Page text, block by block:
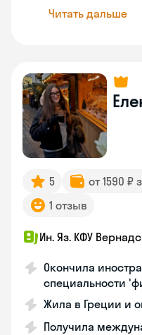
Читать дальше
5 от 1590 ₽
1 отзыв
Ин. Яз. КФУ
Окончила
специальности
Жила в Греции и
Получила